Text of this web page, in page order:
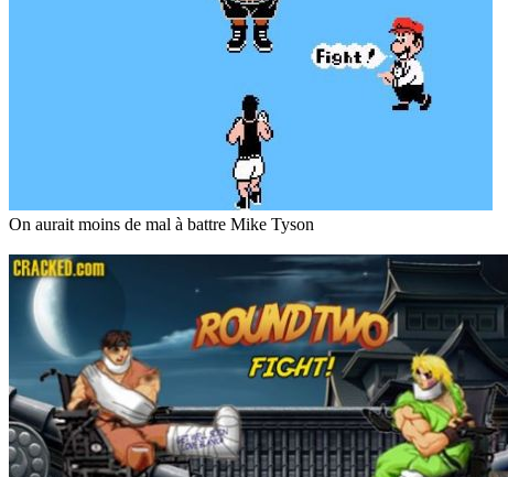
On aurait moins de mal à battre Mike Tyson